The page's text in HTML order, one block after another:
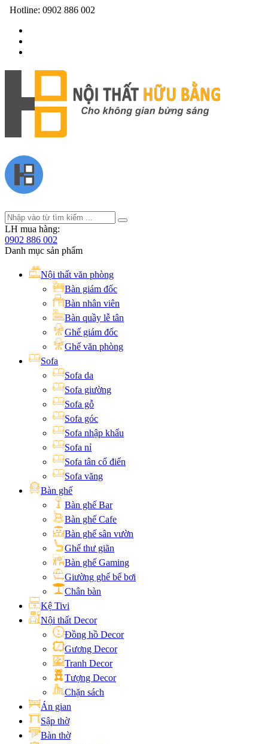
Hotline: 0902 886 002
LH mua hàng:
0902 886 002
Danh mục sản phẩm
Nội thất văn phòng
Bàn giám đốc
Bàn nhân viên
Bàn quầy lễ tân
Ghế giám đốc
Ghế văn phòng
Sofa
Sofa da
Sofa giường
Sofa gỗ
Sofa góc
Sofa nhập khẩu
Sofa nỉ
Sofa tân cổ điển
Sofa văng
Bàn ghế
Bàn ghế Bar
Bàn ghế Cafe
Bàn ghế sân vườn
Ghế thư giãn
Bàn ghế Gaming
Giường ghế bể bơi
Chân bàn
Kệ Tivi
Nội thất Decor
Đồng hồ Decor
Gương Decor
Tranh Decor
Tượng Decor
Chặn sách
Án gian
Sập thờ
Bàn thờ